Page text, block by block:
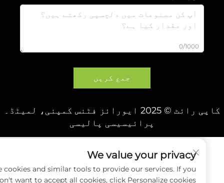
0/1000
جمع کریں
ایورائز فٹنس کمپنی، لمیٹڈ۔
پرائیسیسی پالیسی
We value your privacy
use cookies and similar tools to provide our services. If you
don't want to accept all cookies, click Personalize cookies.